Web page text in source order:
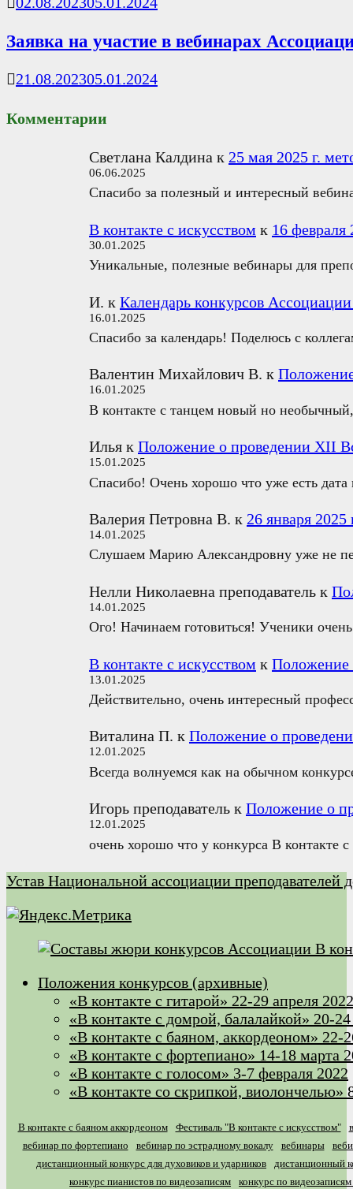
Заявка на участие в вебинарах
21.08.202305.01.2024
Комментарии
Светлана Калдина к 25 мая 2025 г.
06.06.2025
Спасибо за полезный и интересный
В контакте с искусством к 16 февраля
30.01.2025
Уникальные, полезные вебинары для
И. к Календарь конкурсов
16.01.2025
Спасибо за календарь! Поделюсь с
Валентин Михайлович В. к
16.01.2025
В контакте с танцем новый но
Илья к Положение о проведении XII
15.01.2025
Спасибо! Очень хорошо что уже есть
Валерия Петровна В. к 26 января
14.01.2025
Слушаем Марию Александровну уже не
Нелли Николаевна преподаватель к
14.01.2025
Ого! Начинаем готовиться! Ученики
В контакте с искусством к Положение
13.01.2025
Действительно, очень интересный
Виталина П. к Положение о
12.01.2025
Всегда волнуемся как на обычном
Игорь преподаватель к Положение о
12.01.2025
очень хорошо что у конкурса В контакте
Устав Национальной ассоциации преподавателей
Положения конкурсов (архивные)
«В контакте с гитарой» 22-29 апреля 2022
«В контакте с домрой, балалайкой» 20-
«В контакте с баяном, аккордеоном» 22-
«В контакте с фортепиано» 14-18 марта
«В контакте с голосом» 3-7 февраля 2022
«В контакте со скрипкой, виолончелью»
В контакте с баяном аккордеоном Фестиваль "В контакте с искусством"
вебинар по фортепиано
вебинар по эстрадному вокалу вебинары
дистанционный конкурс для духовиков и ударников
дистанционный
конкурс пианистов по видеозаписям
конкурс по